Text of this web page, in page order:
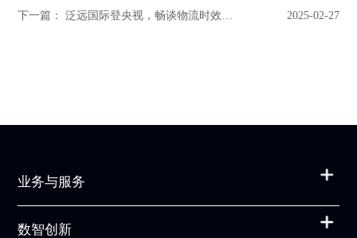
2025-02-27
业务与服务
数智创新